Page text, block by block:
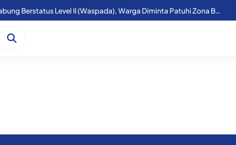
Aktivitas Gunung Sinabung Berstatus Level II (Waspada), Warga Diminta Patuhi Zona Bahaya